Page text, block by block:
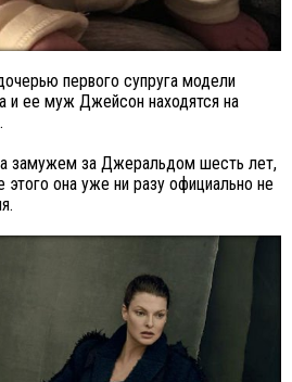
первого супруга модели
и ее муж Джейсон находятся на
замужем за Джеральдом шесть лет,
она уже ни разу официально не